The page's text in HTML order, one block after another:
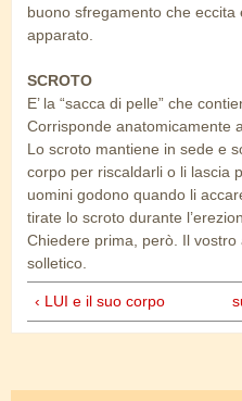
buono sfregamento che
apparato.
SCROTO
E’ la “sacca di pelle” che
Corrisponde anatomicamente
Lo scroto mantiene in sede e
corpo per riscaldarli o li lascia
uomini godono quando li
tirate lo scroto durante
Chiedere prima, però. Il
solletico.
‹ LUI e il suo corpo